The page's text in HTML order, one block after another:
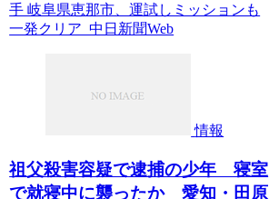
手 岐阜県恵那市、運試しミッションも
一発クリア 中日新聞Web
情報
祖父殺害容疑で逮捕の少年 寝室
で就寝中に襲ったか 愛知・田原